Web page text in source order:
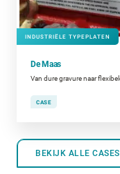
INDUSTRIËLE TYPEPLATEN
De Maas
CASE
BEKIJK ALLE CASES